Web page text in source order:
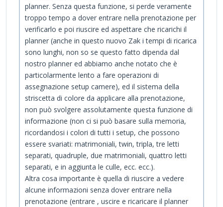
planner. Senza questa funzione, si perde veramente
troppo tempo a dover entrare nella prenotazione per
verificarlo e poi riuscire ed aspettare che ricarichi il
planner (anche in questo nuovo Zak i tempi di ricarica
sono lunghi, non so se questo fatto dipenda dal
nostro planner ed abbiamo anche notato che è
particolarmente lento a fare operazioni di
assegnazione setup camere), ed il sistema della
striscetta di colore da applicare alla prenotazione,
non può svolgere assolutamente questa funzione di
informazione (non ci si può basare sulla memoria,
ricordandosi i colori di tutti i setup, che possono
essere svariati: matrimoniali, twin, tripla, tre letti
separati, quadruple, due matrimoniali, quattro letti
separati, e in aggiunta le culle, ecc. ecc.).
Altra cosa importante è quella di riuscire a vedere
alcune informazioni senza dover entrare nella
prenotazione (entrare , uscire e ricaricare il planner